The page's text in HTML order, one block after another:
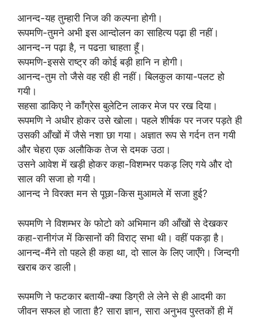
आनन्द-यह तुम्हारी निज की कल्पना होगी।
रूपमणि-तुमने अभी इस आन्दोलन का साहित्य पढ़ा ही नहीं।
आनन्द-न पढ़ा है, न पढऩा चाहता हूँ।
रूपमणि-इससे राष्ट्र की कोई बड़ी हानि न होगी।
आनन्द-तुम तो जैसे वह रही ही नहीं। बिलकुल काया-पलट हो
गयी।
सहसा डाकिए ने काँग्रेस बुलेटिन लाकर मेज पर रख दिया।
रूपमणि ने अधीर होकर उसे खोला। पहले शीर्षक पर नजर पड़ते ही
उसकी आँखों में जैसे नशा छा गया। अज्ञात रूप से गर्दन तन गयी
और चेहरा एक अलौकिक तेज से दमक उठा।
उसने आवेश में खड़ी होकर कहा-विशम्भर पकड़ लिए गये और दो
साल की सजा हो गयी।
आनन्द ने विरक्त मन से पूछा-किस मुआमले में सजा हुई?
रूपमणि ने विशम्भर के फोटो को अभिमान की आँखों से देखकर
कहा-रानीगंज में किसानों की विराट् सभा थी। वहीं पकड़ा है।
आनन्द-मैंने तो पहले ही कहा था, दो साल के लिए जाएँगे। जिन्दगी
खराब कर डाली।
रूपमणि ने फटकार बतायी-क्या डिग्री ले लेने से ही आदमी का
जीवन सफल हो जाता है? सारा ज्ञान, सारा अनुभव पुस्तकों ही में